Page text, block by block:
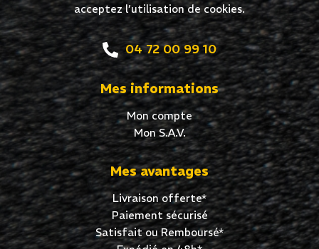
acceptez l’utilisation de cookies.
04 72 00 99 10
Mes informations
Mon compte
Mon S.A.V.
Mes avantages
Livraison offerte*
Paiement sécurisé
Satisfait ou Remboursé*